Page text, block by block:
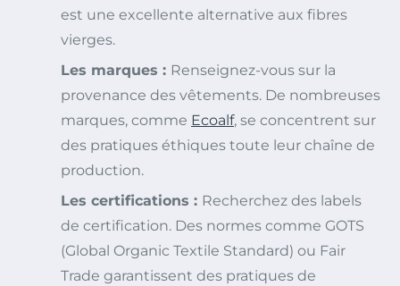
est une excellente alternative aux fibres
vierges.
Les marques : Renseignez-vous sur la
provenance des vêtements. De nombreuses
marques, comme Ecoalf, se concentrent sur
des pratiques éthiques toute leur chaîne de
production.
Les certifications : Recherchez des labels
de certification. Des normes comme GOTS
(Global Organic Textile Standard) ou Fair
Trade garantissent des pratiques de